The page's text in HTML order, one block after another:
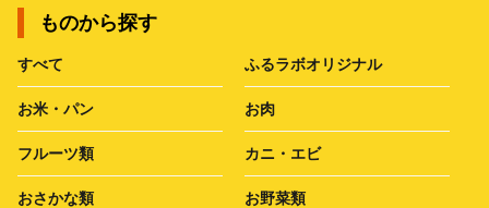
ものから探す
すべて ふるラボオリジナル
お米・パン お肉
フルーツ類 カニ・エビ
おさかな類 お野菜類